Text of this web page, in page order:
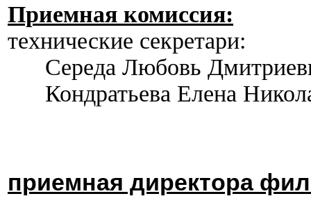
Приемная комиссия:
технические секретари:
Середа Любовь
Кондратьева Елена
приемная директора